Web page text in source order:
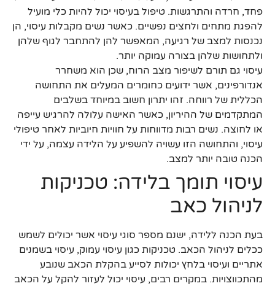
פחד, חרדה והתרגשות. טיפול בעיסוי יכול להיות כלי מועיל
להפגת מתחים ולחצים נפשיים. כאשר נשים מקבלות עיסוי, הן
נכנסות למצב של רגיעה, המאפשר להן להתחבר לגוף שלהן
ולתחושות שלהן בצורה עמוקה יותר.
עיסוי גם תורם לשיפור מצב הרוח, שכן הוא משחרר
אנדורפינים, אשר ידועים כחומרים המעלים את התחושה
הכללית של רווחה. זהו יתרון חשוב במיוחד בשלבים
המתקדמים של ההיריון, כאשר האישה עלולה להרגיש עייפה
או לחוצה. נשים רבות מדווחות על חוויות חיוביות לאחר טיפולי
עיסוי, והתחושה הזו עשויה להשפיע על הלידה עצמה, על ידי
הכנה טובה יותר למצב.
עיסוי תומך בלידה: טכניקות
לניהול כאב
בעת הכנה ללידה, ישנם מספר סוגי עיסוי אשר יכולים לשמש
ככלים לניהול הכאב. טכניקות כגון עיסוי עמוק, עיסוי בשמנים
אתריים ועיסוי בלחץ יכולות לסייע בהקלת הכאב שנובע
מהתכווצויות. במקרים רבים, עיסוי יכול לעזור להקל על הכאב